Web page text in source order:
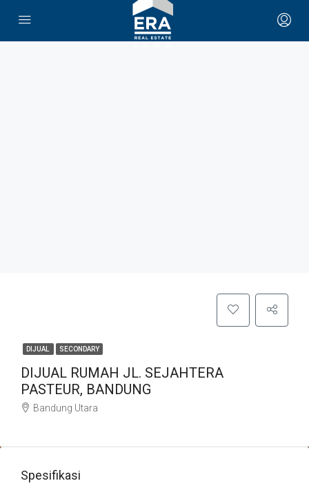
DIJUAL SECONDARY
DIJUAL RUMAH JL. SEJAHTERA
PASTEUR, BANDUNG
Bandung Utara
Spesifikasi